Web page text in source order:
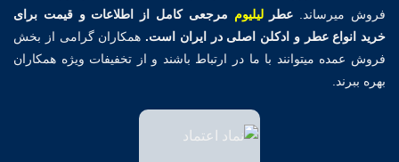
فروش میرساند. عطرلیلیوم مرجعی کامل از اطلاعات و قیمت برای
خرید انواع عطر و ادکلن اصلی در ایران است. همکاران گرامی از بخش
فروش عمده میتوانند با ما در ارتباط باشند و از تخفیفات ویژه همکاران
بهره ببرند.